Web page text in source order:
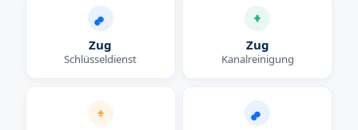
Zug
Schlüsseldienst
Zug
Kanalreinigung